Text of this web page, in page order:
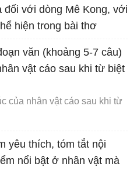
đối với dòng Mê Kong, với
hiện trong bài thơ
văn (khoảng 5-7 câu)
vật cáo sau khi từ biệt
của nhân vật cáo sau khi từ
yêu thích, tóm tắt nội
nổi bật ở nhân vật mà